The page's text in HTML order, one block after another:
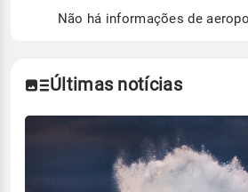
de Tempo e Estudos
Não há informações de
Últimas notícias